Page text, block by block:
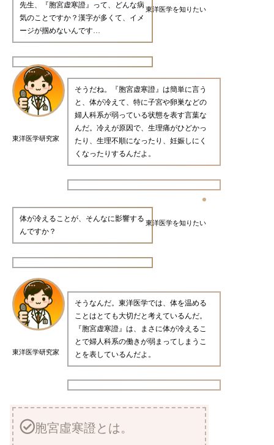
東洋医学を知りたい
先生、『胞宮虚寒證』って、どんな病
気のことですか？漢字が多くて、イメ
ージが掴めないんです…
東洋医学研究家
そうだね。『胞宮虚寒證』は簡単に言う
と、体が冷えて、特に子宮や卵巣などの
婦人科系が弱っている状態を表す言葉な
んだ。冷えが原因で、生理痛がひどかっ
たり、生理不順になったり、妊娠しにく
くなったりするんだよ。
東洋医学を知りたい
体が冷えることが、そんなに影響する
んですか？
東洋医学研究家
そうなんだ。東洋医学では、体を温める
ことはとても大切だと考えているんだ。
『胞宮虚寒證』は、まさに体が冷えるこ
とで婦人科系の働きが弱まってしまうこ
とを表しているんだよ。
胞宮虛寒證とは。